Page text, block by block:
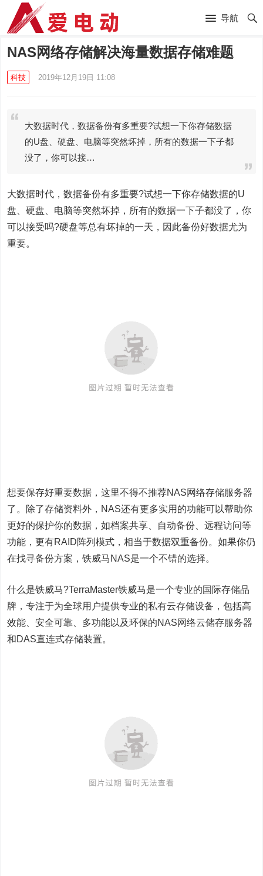
导航
NAS网络存储解决海量数据存储难题
科技 2019年12月19日 11:08
大数据时代，数据备份有多重要?试想一下你存储数据
的U盘、硬盘、电脑等突然坏掉，所有的数据一下子都
没了，你可以接…
大数据时代，数据备份有多重要?试想一下你存储数据的U
盘、硬盘、电脑等突然坏掉，所有的数据一下子都没了，你
可以接受吗?硬盘等总有坏掉的一天，因此备份好数据尤为
重要。
想要保存好重要数据，这里不得不推荐NAS网络存储服务器
了。除了存储资料外，NAS还有更多实用的功能可以帮助你
更好的保护你的数据，如档案共享、自动备份、远程访问等
功能，更有RAID阵列模式，相当于数据双重备份。如果你仍
在找寻备份方案，铁威马NAS是一个不错的选择。
什么是铁威马?TerraMaster铁威马是一个专业的国际存储品
牌，专注于为全球用户提供专业的私有云存储设备，包括高
效能、安全可靠、多功能以及环保的NAS网络云储存服务器
和DAS直连式存储装置。